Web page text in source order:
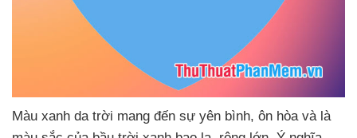
Màu xanh da trời mang đến sự yên bình, ôn hòa và là